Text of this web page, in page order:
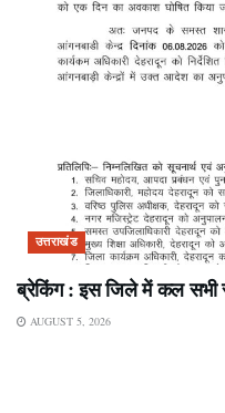
उत्तराखंड
ब्रेकिंग : इस जिले में कल सभी
AUGUST 5, 2026